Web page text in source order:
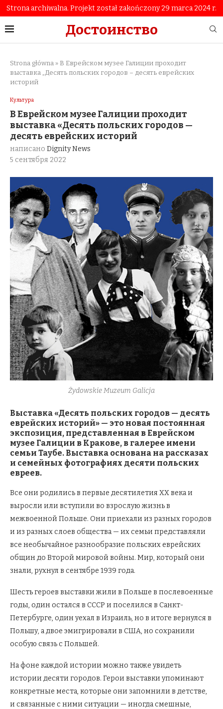
Strona archiwalna. Projekt został zakończony 29 marca 2024 r.
Достоинство
Strona główna » В Еврейском музее Галиции проходит
выставка „Десять польских городов – десять еврейских
историй
Культура
В Еврейском музее Галиции проходит
выставка «Десять польских городов —
десять еврейских историй
написано Dignity News
5 сентября 2022
Żydowskie Muzeum Galicja
Выставка «Десять польских городов — десять
еврейских историй» — это новая постоянная
экспозиция, представленная в Еврейском
музее Галиции в Кракове, в галерее имени
семьи Таубе. Выставка основана на рассказах
и семейных фотографиях десяти польских
евреев.
Все они родились в первые десятилетия XX века и
выросли или вступили во взрослую жизнь в
межвоенной Польше. Они приехали из разных городов
и из разных слоев общества — их семьи представляли
все необычайное разнообразие польских еврейских
общин до Второй мировой войны. Мир, который они
знали, рухнул в сентябре 1939 года.
Шесть героев выставки жили в Польше в послевоенные
годы, один остался в СССР и поселился в Санкт-
Петербурге, один уехал в Израиль, но в итоге вернулся в
Польшу, а двое эмигрировали в США, но сохранили
особую связь с Польшей.
На фоне каждой истории можно также увидеть
истории десяти городов. Герои выставки упоминают
конкретные места, которые они запомнили в детстве,
и связанные с ними ситуации — иногда смешные,